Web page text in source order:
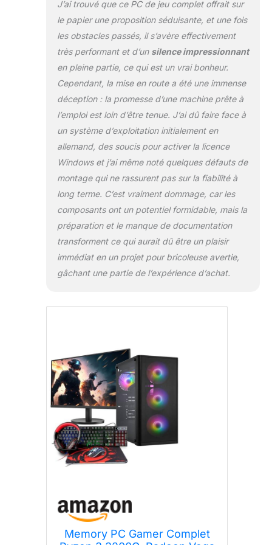
des PC Memory : chaque système
complet est fabriqué dans le nord de
l'Allemagne, équipé exclusivement de
composants de marque et soumis à
des tests approfondis pour garantir
une fiabilité maximale. Gratuit : 6 mois
de G Data Security. Connectique :
USB en facade du boitier plus 4x
USB-A 3.2 Gen 1 et 2x USB-A 2.0 a
l'arriere du Gigabyte A520M H ARGB ;
avec une APU compatible, HDMI et
DisplayPort sont disponibles pour les
ecrans.
J’ai trouvé que ce PC de jeu complet offrait sur
le papier une proposition séduisante, et une fois
les obstacles passés, il s’avère effectivement
très performant et d’un silence impressionnant
en pleine partie, ce qui est un vrai bonheur.
Cependant, la mise en route a été une immense
déception : la promesse d’une machine prête à
l’emploi est loin d’être tenue. J’ai dû faire face à
un système d’exploitation initialement en
allemand, des soucis pour activer la licence
Windows et j’ai même noté quelques défauts de
montage qui ne rassurent pas sur la fiabilité à
long terme. C’est vraiment dommage, car les
composants ont un potentiel formidable, mais la
préparation et le manque de documentation
transforment ce qui aurait dû être un plaisir
immédiat en un projet pour bricoleuse avertie,
gâchant une partie de l’expérience d’achat.
Memory PC Gamer Complet